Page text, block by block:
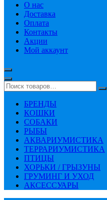
О нас
Доставка
Оплата
Контакты
Акции
Мой аккаунт
БРЕНДЫ
КОШКИ
СОБАКИ
РЫБЫ
АКВАРИУМИСТИКА
ТЕРРАРИУМИСТИКА
ПТИЦЫ
ХОРЬКИ / ГРЫЗУНЫ
ГРУМИНГ И УХОД
АКСЕССУАРЫ